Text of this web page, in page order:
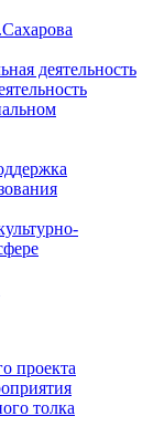
деятельность
проекта
толка